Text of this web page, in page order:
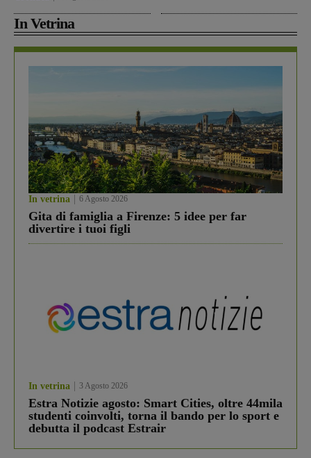
In Vetrina
In vetrina 6 Agosto 2026
Gita di famiglia a Firenze: 5 idee per far
divertire i tuoi figli
In vetrina 3 Agosto 2026
Estra Notizie agosto: Smart Cities, oltre 44mila
studenti coinvolti, torna il bando per lo sport e
debutta il podcast Estrair